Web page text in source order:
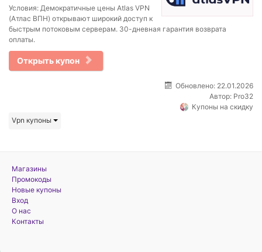
Условия: Демократичные цены Atlas VPN
(Атлас ВПН) открывают широкий доступ к
быстрым потоковым серверам. 30-дневная гарантия возврата
оплаты.
Открыть купон
Обновлено: 22.01.2026
Автор: Pro32
Купоны на скидку
Vpn купоны
Магазины
Промокоды
Новые купоны
Вход
О нас
Контакты